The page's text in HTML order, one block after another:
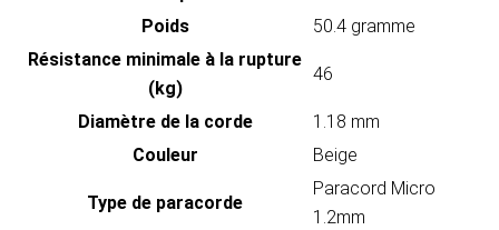
Poids
50.4 gramme
Résistance minimale à la rupture
(kg)
46
Diamètre de la corde
1.18 mm
Couleur
Beige
Type de paracorde
Paracord Micro
1.2mm